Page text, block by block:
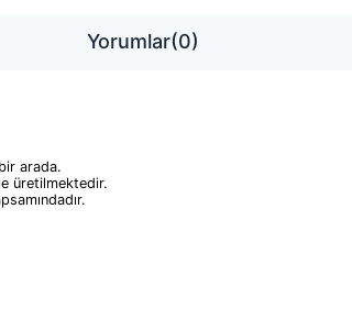
Yorumlar(0)
arada.
üretilmektedir.